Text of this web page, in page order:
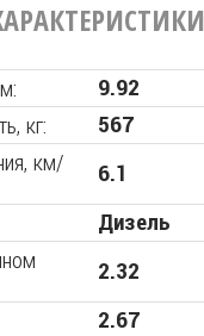
9.92
кг: 567
км/
6.1
Дизель
2.32
2.67